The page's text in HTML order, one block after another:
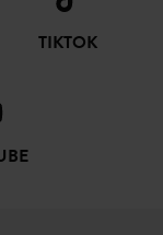
TIKTOK